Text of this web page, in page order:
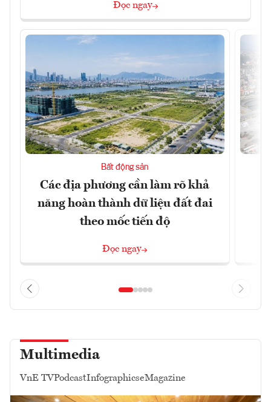
Đọc ngay
Bất động sản
Các địa phương cần làm rõ khả
năng hoàn thành dữ liệu đất đai
theo mốc tiến độ
Đọc ngay
Multimedia
VnE TVPodcastInfographicseMagazine